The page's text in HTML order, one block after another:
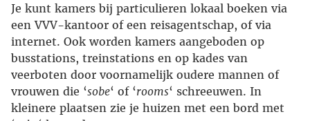
Je kunt kamers bij particulieren lokaal boeken via
een VVV-kantoor of een reisagentschap, of via
internet. Ook worden kamers aangeboden op
busstations, treinstations en op kades van
veerboten door voornamelijk oudere mannen of
vrouwen die ‘sobe‘ of ‘rooms‘ schreeuwen. In
kleinere plaatsen zie je huizen met een bord met